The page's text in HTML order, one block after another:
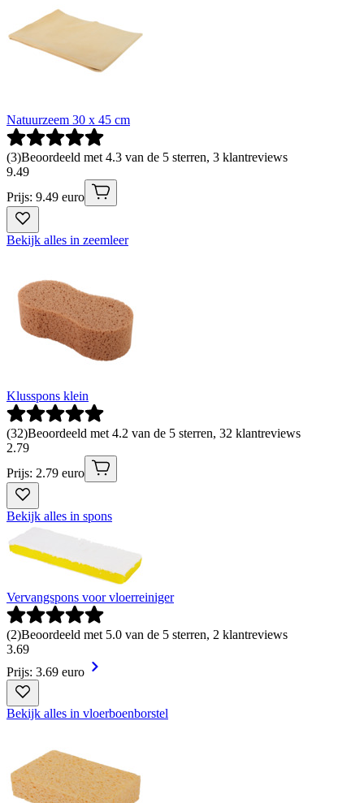
Natuurzeem 30 x 45 cm
(3)Beoordeeld met 4.3 van de 5 sterren, 3 klantreviews
9.49
Prijs: 9.49 euro
Bekijk alles in zeemleer
Klusspons klein
(32)Beoordeeld met 4.2 van de 5 sterren, 32 klantreviews
2.79
Prijs: 2.79 euro
Bekijk alles in spons
Vervangspons voor vloerreiniger
(2)Beoordeeld met 5.0 van de 5 sterren, 2 klantreviews
3.69
Prijs: 3.69 euro
Bekijk alles in vloerboenborstel